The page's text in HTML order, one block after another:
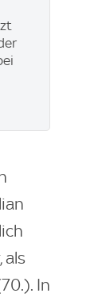
als
In